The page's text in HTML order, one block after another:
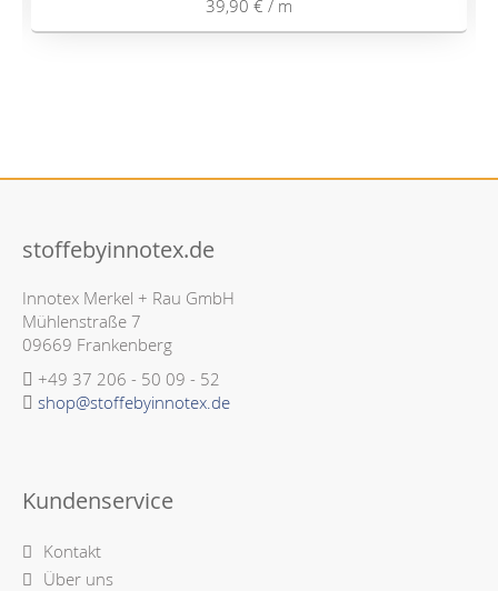
39,90 € / m
stoffebyinnotex.de
Innotex Merkel + Rau GmbH
Mühlenstraße 7
09669 Frankenberg
+49 37 206 - 50 09 - 52
shop@stoffebyinnotex.de
Kundenservice
Kontakt
Über uns